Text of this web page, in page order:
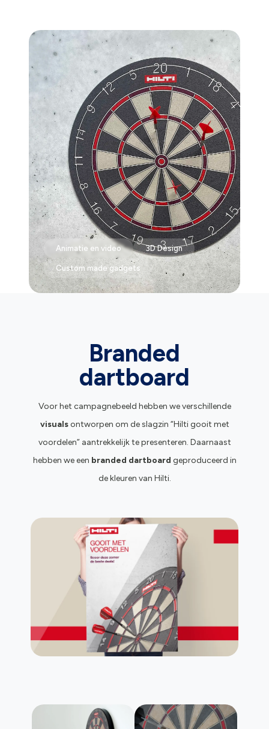
Animatie en video 3D Design
Custom made gadgets
Branded
dartboard
Voor het campagnebeeld hebben we verschillende
visualsontworpen om de slagzin “Hilti gooit met
voordelen” aantrekkelijk te presenteren. Daarnaast
hebben we een branded dartboard geproduceerd in
de kleuren van Hilti.